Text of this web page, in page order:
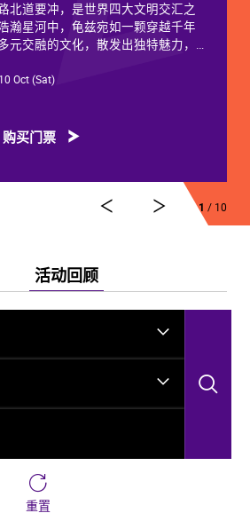
北道要冲，是世界四大文明交汇之
瀚星河中，龟兹宛如一颗穿越千年
元交融的文化，散发出独特魅力，
今来各族人民的印迹和血脉，从石
新疆历史文化的鲜活注脚，更是中
舞台。
，视觉总监王涵，编导李宏钧、魏
尔、付阳雪，多媒体设计胡天骥，
设计徐彬，道具设计雷鹏等诸多国
疆艺术剧院歌舞团和新疆师范大学
携手国内优秀青年舞蹈艺术家共同
Oct (Sat)
购买门票
1 / 10
活动回顾
重置